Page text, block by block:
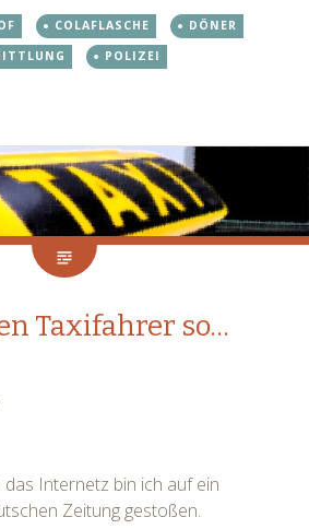
COLAFLASCHE
DÖNER
POLIZEI
Taxifahrer so…
Internetz bin ich auf ein
Zeitung gestoßen.